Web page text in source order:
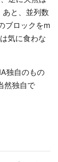
と、並列数
ブロックをm
気に食わな
独自のもの
然独自で